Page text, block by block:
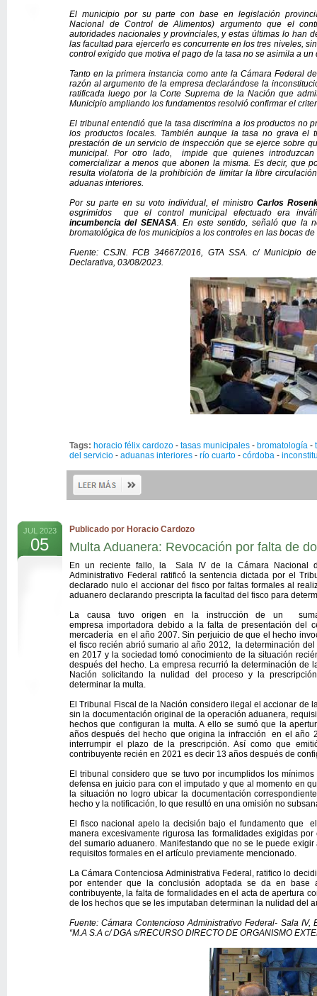
El municipio por su parte con base en legislación
Nacional de Control de Alimentos) argumento que el
autoridades nacionales y provinciales, y estas últimas lo han
las facultad para ejercerlo es concurrente en los tres niveles,
control exigido que motiva el pago de la tasa no se asimila a
Tanto en la primera instancia como ante la Cámara Federal
razón al argumento de la empresa declarándose la
ratificada luego por la Corte Suprema de la Nación que
Municipio ampliando los fundamentos resolvió confirmar el
El tribunal entendió que la tasa discrimina a los productos no
los productos locales. También aunque la tasa no grava el
prestación de un servicio de inspección que se ejerce sobre
municipal. Por otro lado, impide que quienes introduzcan
comercializar a menos que abonen la misma. Es decir, que
resulta violatoria de la prohibición de limitar la libre
aduanas interiores.
Por su parte en su voto individual, el ministro Carlos
esgrimidos que el control municipal efectuado era
incumbencia del SENASA. En este sentido, señaló que la
bromatológica de los municipios a los controles en las bocas
Fuente: CSJN. FCB 34667/2016, GTA SSA. c/ Municipio
Declarativa, 03/08/2023.
Tags: horacio félix cardozo - tasas municipales - bromatología -
del servicio - aduanas interiores - río cuarto - córdoba -
JUL 2023
05
Publicado por Horacio Cardozo
Multa Aduanera: Revocación por falta de
En un reciente fallo, la Sala IV de la Cámara Nacional
Administrativo Federal ratificó la sentencia dictada por el
declarado nulo el accionar del fisco por faltas formales al
aduanero declarando prescripta la facultad del fisco para
La causa tuvo origen en la instrucción de un
empresa importadora debido a la falta de presentación del
mercadería en el año 2007. Sin perjuicio de que el hecho
el fisco recién abrió sumario al año 2012, la determinación
en 2017 y la sociedad tomó conocimiento de la situación
después del hecho. La empresa recurrió la determinación de
Nación solicitando la nulidad del proceso y la
determinar la multa.
El Tribunal Fiscal de la Nación considero ilegal el accionar de
sin la documentación original de la operación aduanera,
hechos que configuran la multa. A ello se sumó que la
años después del hecho que origina la infracción en el año
interrumpir el plazo de la prescripción. Así como que
contribuyente recién en 2021 es decir 13 años después de
El tribunal considero que se tuvo por incumplidos los
defensa en juicio para con el imputado y que al momento en
la situación no logro ubicar la documentación
hecho y la notificación, lo que resultó en una omisión no
El fisco nacional apelo la decisión bajo el fundamento que
manera excesivamente rigurosa las formalidades exigidas
del sumario aduanero. Manifestando que no se le puede
requisitos formales en el artículo previamente mencionado.
La Cámara Contenciosa Administrativa Federal, ratifico lo
por entender que la conclusión adoptada se da en
contribuyente, la falta de formalidades en el acta de apertura
de los hechos que se les imputaban determinan la nulidad del
Fuente: Cámara Contencioso Administrativo Federal- Sala IV,
“M.A S.A c/ DGA s/RECURSO DIRECTO DE ORGANISMO